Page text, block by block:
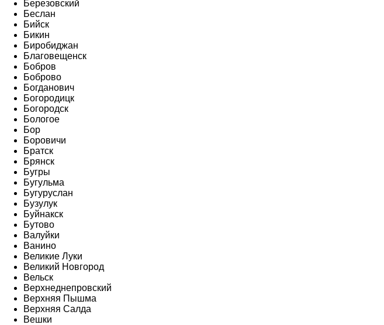
Березовский
Беслан
Бийск
Бикин
Биробиджан
Благовещенск
Бобров
Боброво
Богданович
Богородицк
Богородск
Бологое
Бор
Боровичи
Братск
Брянск
Бугры
Бугульма
Бугуруслан
Бузулук
Буйнакск
Бутово
Валуйки
Ванино
Великие Луки
Великий Новгород
Вельск
Верхнеднепровский
Верхняя Пышма
Верхняя Салда
Вешки